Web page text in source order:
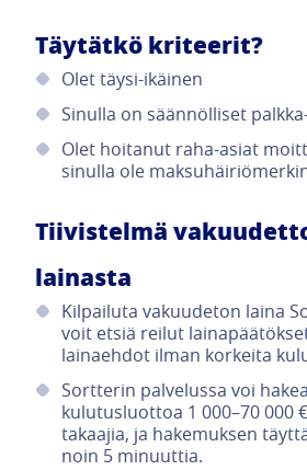
Täytätkö kriteerit?
Olet täysi-ikäinen
Sinulla on säännölliset
Olet hoitanut raha-asiat
sinulla ole
Tiivistelmä
lainasta
Kilpailuta vakuudeton laina
voit etsiä reilut
lainaehdot ilman korkeita
Sortterin palvelussa voi
kulutusluottoa 1 000–70 000
takaajia, ja hakemuksen
noin 5 minuuttia.